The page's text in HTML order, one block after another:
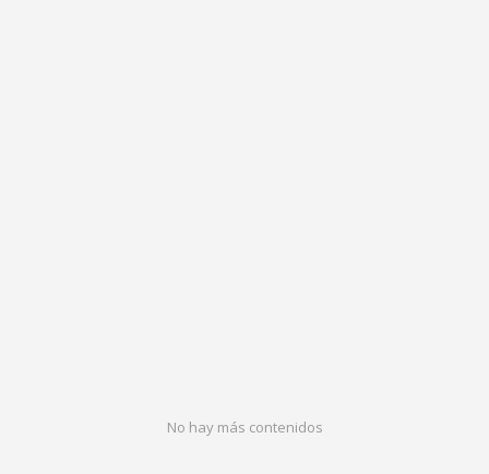
No hay más contenidos